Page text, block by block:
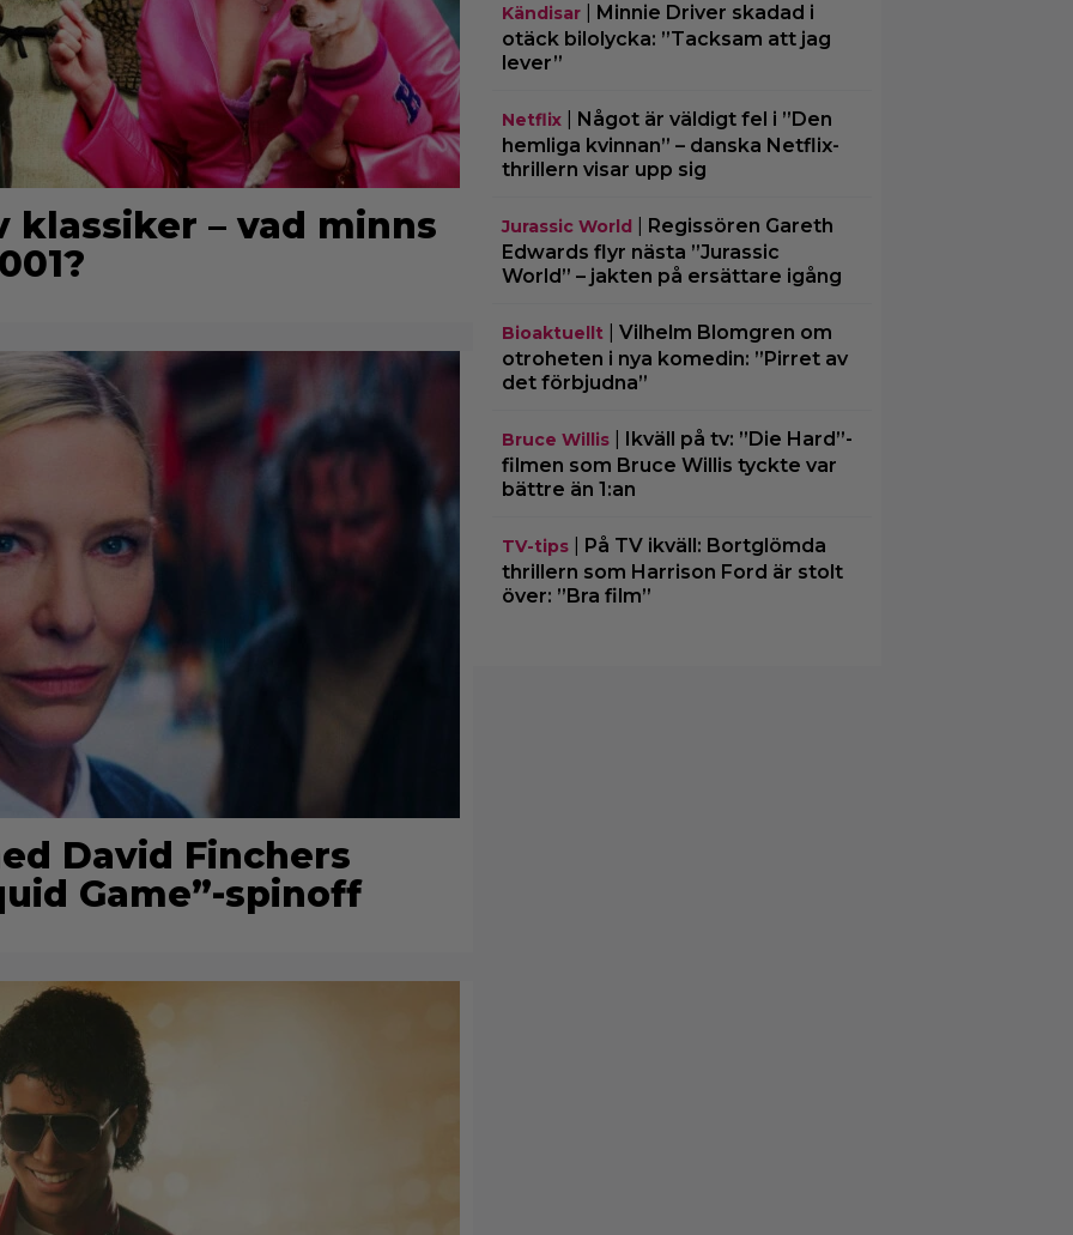
klassiker – vad minns
David Finchers
Game”-spinoff
Kändisar|
Minnie Driver skadad i
otäck bilolycka: ”Tacksam att jag
lever”
Netflix|
Något är väldigt fel i ”Den
hemliga kvinnan” – danska Netflix-
thrillern visar upp sig
Jurassic World
Regissören Gareth
Edwards flyr nästa ”Jurassic
World” – jakten på ersättare igång
Bioaktuellt| Vilhelm Blomgren om
otroheten i nya komedin: ”Pirret av
det förbjudna”
Bruce Willis|
Ikväll på tv: ”Die Hard”-
filmen som Bruce Willis tyckte var
bättre än 1:an
TV-tips|
På TV ikväll: Bortglömda
thrillern som Harrison Ford är stolt
över: ”Bra film”